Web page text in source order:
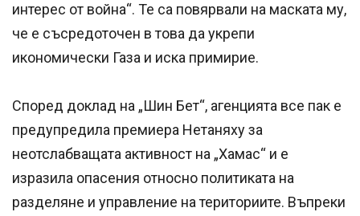
интерес от война“. Те са повярвали на маската му,
че е съсредоточен в това да укрепи
икономически Газа и иска примирие.
Според доклад на „Шин Бет“, агенцията все пак е
предупредила премиера Нетаняху за
неотслабващата активност на „Хамас“ и е
изразила опасения относно политиката на
разделяне и управление на териториите. Въпреки